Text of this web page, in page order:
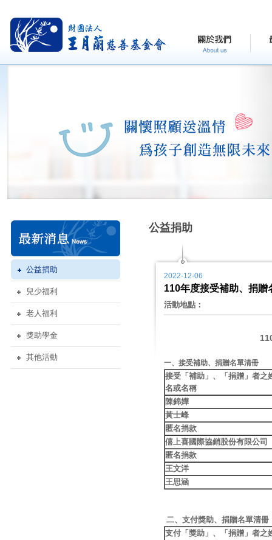
公益捐助
兒少福利
老人福利
獎助學金
其他活動
公益捐助
2022-12-06
110年度接受補助、捐贈
活動地點：
一、接受補助、捐贈名單清冊
接受「補助」、「捐贈」者之
名或名稱
陳錦嬅
黃士峰
匿名捐款
僖上喜國際協銷股份有限公司
匿名捐款
王文洋
王思涵
二、支付獎助、捐贈名單清冊
支付「獎助」、「捐贈」者之